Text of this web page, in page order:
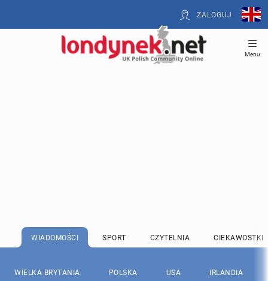
ZALOGUJ
Menu
WIADOMOŚCI SPORT CZYTELNIA CIEKAWOSTKI
WIELKA BRYTANIA POLSKA USA IRLANDIA